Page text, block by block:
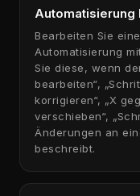
Automatisierung
Bearbeiten Sie
Automatisierung
Sie diese, wenn
bearbeiten“,
korrigieren“, „X
verschieben“,
Änderungen an
beschreibt.